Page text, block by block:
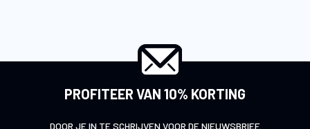
PROFITEER VAN 10% KORTING
DOOR JE IN TE SCHRIJVEN VOOR DE NIEUWSBRIEF.